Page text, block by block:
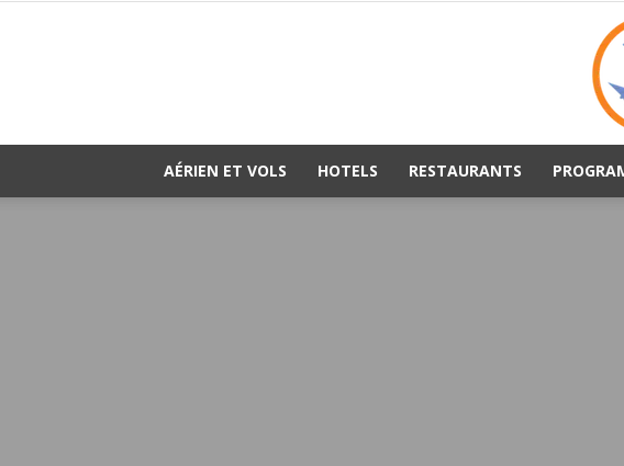
AÉRIEN ET VOLS HOTELS RESTAURANTS